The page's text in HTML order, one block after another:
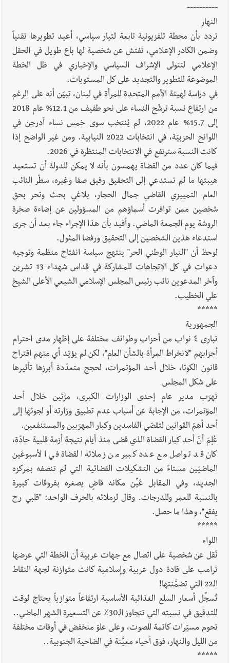
أخبار لبنان
تداخل السياسة بالقضاء ولبنان قد يسلّمه إلى السلطة
أخبار لبنان
حراك ديبلوماسي للتجديد لـ اليونيفيل .. مسؤول غربي
يُحذّر من الفراغ !
أخبار لبنان ليلة سقوط رياض سلامة... هل ننتظر الحقيقة؟
----------
النهار
تردد بأن محطة تلفزيونية تابعة لتيار سياسي، أعيد تطويرها تقنياً
وضمن الكادر الإعلامي، تفتش عن شخصية لها باع طويل في الحقل
الإعلامي لتتولى الإشراف السياسي والإخباري في ظل الخطة
الموضوعة للتطوير والتجديد على كل المستويات.
في دراسة لهيئة الأمم المتحدة للمرأة في لبنان، تبيّن أنه على الرغم
من ارتفاع نسبة ترشّح النساء على نحو طفيف من 12.1% عام 2018
إلى 15.7% عام 2022، لم يُنتخب سوى خمس نساء أدرجن في
اللوائح الحزبيّة، في انتخابات 2022 النيابية. ومن غير الواضح إذا
كانت النسبة سترتفع في الانتخابات المنتظرة في 2026.
فيما كان عدد من القضاة يهمسون بأنه لا يمكن للدولة أن تستعيد
هيبتها ما لم تستدعي إلى التحقيق وفيق صفا وغيره، سطّر النائب
العام التمييزي القاضي جمال الحجار، بلاغي بحث وتحر بحق
شخصين ممن توافرت أسماؤهم من المسؤولين عن إضاءة صخرة
الروشة يوم الجمعة الماضي. وأفيد بأن هذا الإجراء جاء بعد أن جرى
استدعاء هذين الشخصين إلى التحقيق ورفضا المثول.
لوحظ أن "التيار الوطني الحر" ينتهج سياسة انفتاح منظمة وتوجيه
دعوات في كل الاتجاهات للمشاركة في قداس شهداء 13 تشرين
وآخر المدعوين نائب رئيس المجلس الإسلامي الشيعي الأعلى الشيخ
علي الخطيب.
*****
الجمهورية
تبارى ٤ نواب من أحزاب وطوائف مختلفة على إظهار مدى احترام
أحزابهم "لانخراط المرأة بالشأن العام"، لكن لم يؤيّد أي منهم اقتراح
قانون الكوتا، خلال أحد المؤتمرات، لحجج متعدّدة أبرزها تأثيرها
على شكل المجلس
تهرّب مدير عام إحدى الوزارات الكبرى، مرّتَين خلال أحد
المؤتمرات، من الإجابة عن أسباب عدم تطبيق وزارته أو لجوئها إلى
أحد أهمّ القوانين لتقصّي الفاسدين وكبار المهرّبين والمستنفعين.
عُلِمَ أنّ أحد كبار القضاة الذي قضى منذ أيام نتيجة أزمة قلبية حادّة،
كان قد تواصل مع عدد كبير من زملائه القضاة في الأسبوعَين
الماضيَين مستاءً من التشكيلات القضائية التي لم تنصفه بمركزه
الجديد، وفي المقابل عُيِّن مكانه قاضٍ يصغره بفروقات كبيرة
بالنسبة للعمر وللدرجات. وقال لزملائه بالحرف الواحد: "قلبي رح
يفقع"، وهذا ما حصل.
*****
اللواء
نُقل عن شخصية على اتصال مع جهات عربية أن الخطة التي عرضها
ترامب على قادة دول عربية وإسلامية كانت متوازنة لجهة النقاط
الـ22 التي تضمَّنتها!
تُسجِّل أسعار السلع الغذائية الأساسية ارتفاعاً متوازياً يحتاج لوقت
للتدقيق في نسبته التي تتجاوز الـ30٪ عن التسعيرة الشهر الماضي..
تحوم مسيّرات كاتمة للصوت، وعلى علوّ منخفض في أوقات مختلفة
من الليل والنهار، فوق أحياء معيَّنة في الضاحية الجنوبية..
*****